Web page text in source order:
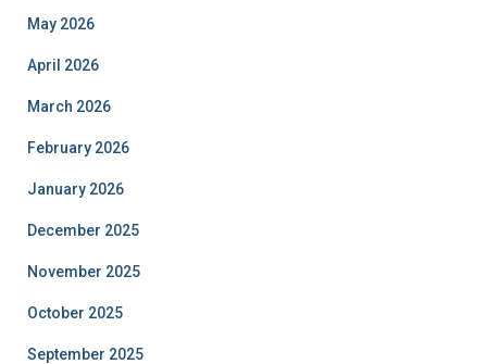
May 2026
April 2026
March 2026
February 2026
January 2026
December 2025
November 2025
October 2025
September 2025